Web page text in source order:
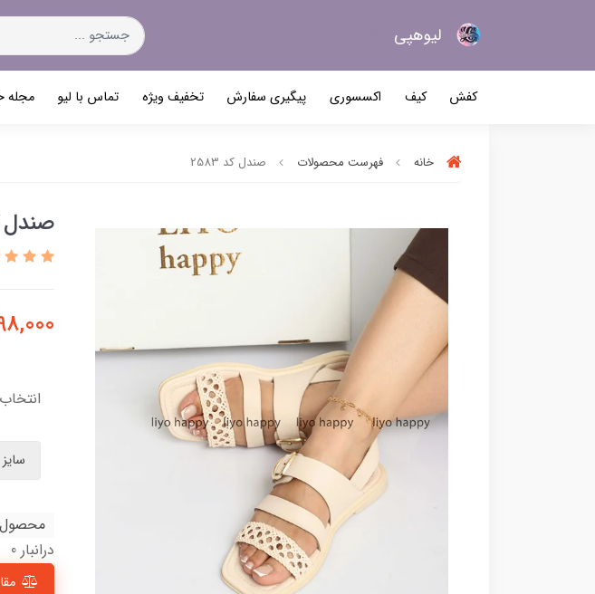
لیو‌هپی
کفش کیف اکسسوری پیگیری سفارش تخفیف ویژه تماس با لیو مجله
خانه فهرست محصولات صندل کد 2583
صندل کد
سایز
محصول
درانبار 0